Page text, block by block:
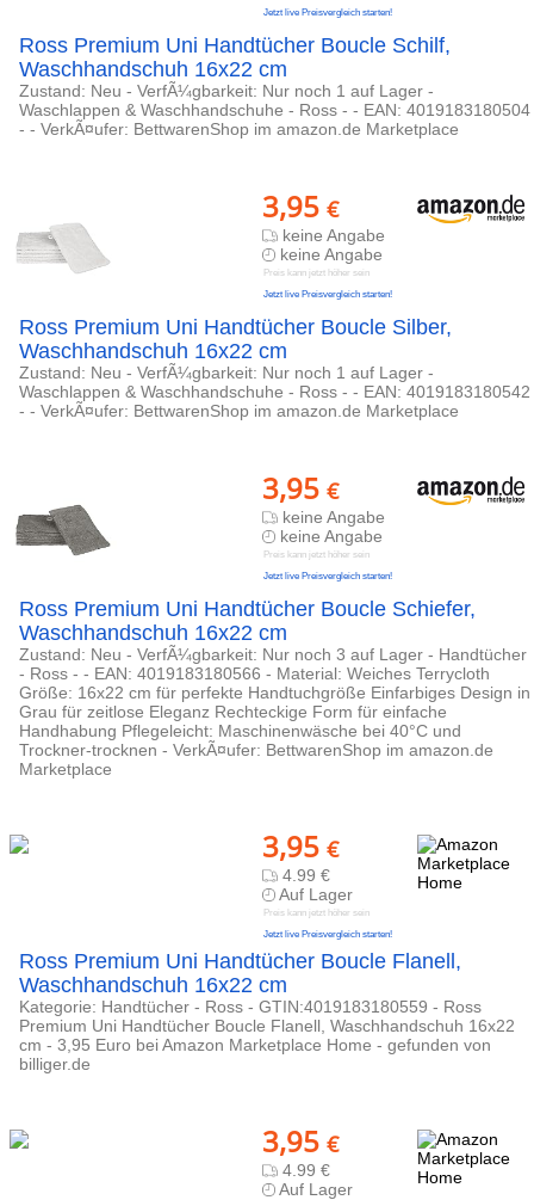
Jetzt live Preisvergleich starten!
Ross Premium Uni Handtücher Boucle Schilf,
Waschhandschuh 16x22 cm
Zustand: Neu - VerfÃ¼gbarkeit: Nur noch 1 auf Lager -
Waschlappen & Waschhandschuhe - Ross - - EAN: 4019183180504
- - VerkÃ¤ufer: BettwarenShop im amazon.de Marketplace
3,95 €
keine Angabe
keine Angabe
Preis kann jetzt höher sein
Jetzt live Preisvergleich starten!
Ross Premium Uni Handtücher Boucle Silber,
Waschhandschuh 16x22 cm
Zustand: Neu - VerfÃ¼gbarkeit: Nur noch 1 auf Lager -
Waschlappen & Waschhandschuhe - Ross - - EAN: 4019183180542
- - VerkÃ¤ufer: BettwarenShop im amazon.de Marketplace
3,95 €
keine Angabe
keine Angabe
Preis kann jetzt höher sein
Jetzt live Preisvergleich starten!
Ross Premium Uni Handtücher Boucle Schiefer,
Waschhandschuh 16x22 cm
Zustand: Neu - VerfÃ¼gbarkeit: Nur noch 3 auf Lager - Handtücher
- Ross - - EAN: 4019183180566 - Material: Weiches Terrycloth
Größe: 16x22 cm für perfekte Handtuchgröße Einfarbiges Design in
Grau für zeitlose Eleganz Rechteckige Form für einfache
Handhabung Pflegeleicht: Maschinenwäsche bei 40°C und
Trockner-trocknen - VerkÃ¤ufer: BettwarenShop im amazon.de
Marketplace
3,95 €
4.99 €
Auf Lager
Preis kann jetzt höher sein
Jetzt live Preisvergleich starten!
Ross Premium Uni Handtücher Boucle Flanell,
Waschhandschuh 16x22 cm
Kategorie: Handtücher - Ross - GTIN:4019183180559 - Ross
Premium Uni Handtücher Boucle Flanell, Waschhandschuh 16x22
cm - 3,95 Euro bei Amazon Marketplace Home - gefunden von
billiger.de
3,95 €
4.99 €
Auf Lager